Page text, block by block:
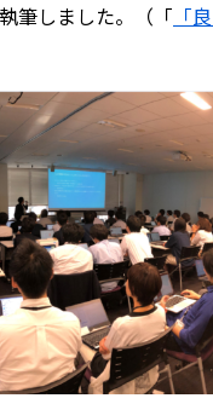
筆しました。（「 「